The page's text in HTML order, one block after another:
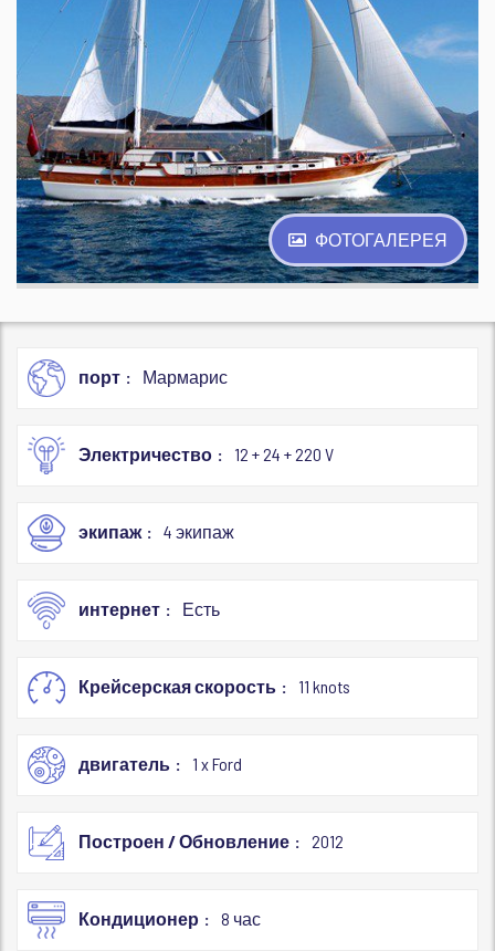
ФОТОГАЛЕРЕЯ
порт Мармарис
Электричество 12 + 24 + 220 V
экипаж 4 экипаж
интернет Есть
Крейсерская скорость 11 knots
двигатель 1 x Ford
Построен / Обновление 2012
Кондиционер 8 час